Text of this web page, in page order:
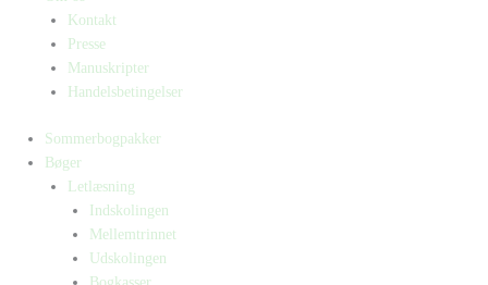
Kontakt
Presse
Manuskripter
Handelsbetingelser
Sommerbogpakker
Bøger
Letlæsning
Indskolingen
Mellemtrinnet
Udskolingen